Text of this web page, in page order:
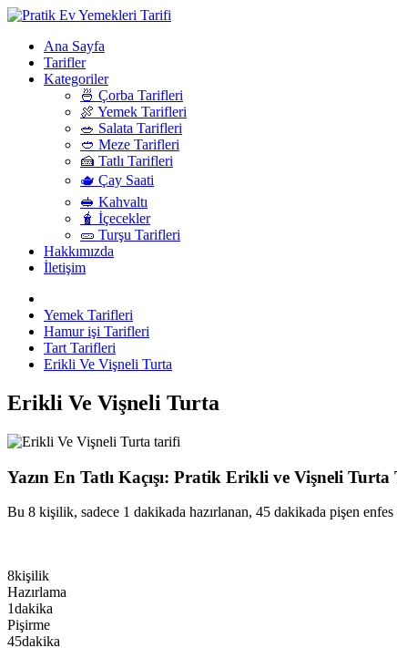
Ana Sayfa
Tarifler
Kategoriler
🍜 Çorba Tarifleri
🍖 Yemek Tarifleri
🥗 Salata Tarifleri
🥙 Meze Tarifleri
🍰 Tatlı Tarifleri
🫖 Çay Saati
🥪 Kahvaltı
🧋 İçecekler
🥒 Turşu Tarifleri
Hakkımızda
İletişim
Yemek Tarifleri
Hamur işi Tarifleri
Tart Tarifleri
Erikli Ve Vişneli Turta
Erikli Ve Vişneli Turta
Yazın En Tatlı Kaçışı: Pratik Erikli ve Vişneli
Bu 8 kişilik, sadece 1 dakikada hazırlanan, 45 dakikada pişen
8kişilik
Hazırlama
1dakika
Pişirme
45dakika